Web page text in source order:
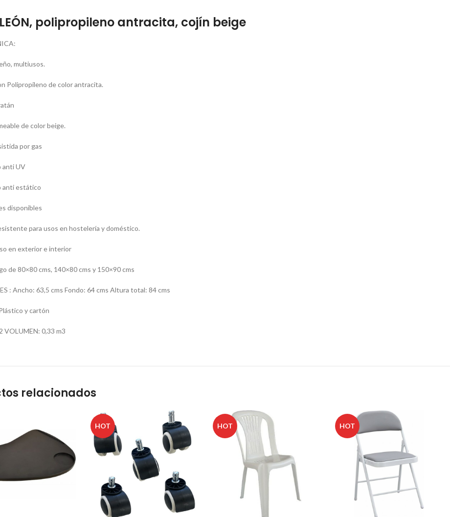
polipropileno antracita, cojín beige
multiusos.
Polipropileno de color antracita.
de color beige.
por gas
anti UV
anti estático
disponibles
para usos en hostelería y doméstico.
en exterior e interior
de 80×80 cms, 140×80 cms y 150×90 cms
: Ancho: 63,5 cms Fondo: 64 cms Altura total: 84 cms
y cartón
VOLUMEN: 0,33 m3
relacionados
HOT HOT HOT